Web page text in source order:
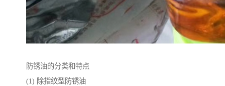
防锈油的分类和特点
(1) 除指纹型防锈油